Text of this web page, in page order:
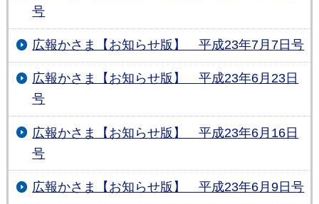
号
広報かさま【お知らせ版】 平成23年7月7日号
広報かさま【お知らせ版】 平成23年6月23日
号
広報かさま【お知らせ版】 平成23年6月16日
号
広報かさま【お知らせ版】 平成23年6月9日号